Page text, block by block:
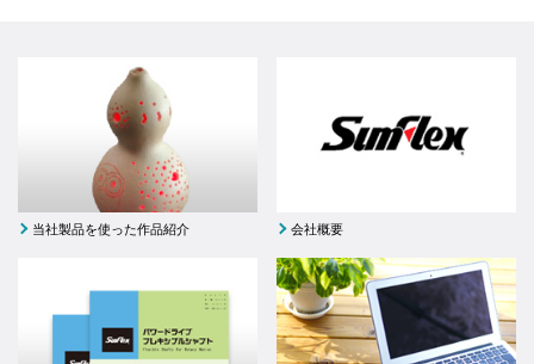
当社製品を使った作品紹介 会社概要